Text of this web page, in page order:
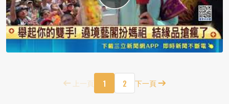
上一頁 1 2 下一頁